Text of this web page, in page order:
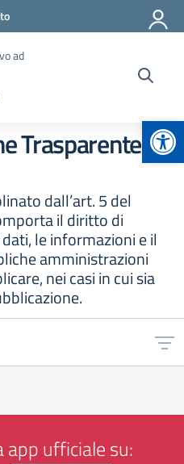
ad
Trasparente:
dall’art. 5 del
il diritto di
le informazioni e il
amministrazioni
nei casi in cui sia
app ufficiale su: